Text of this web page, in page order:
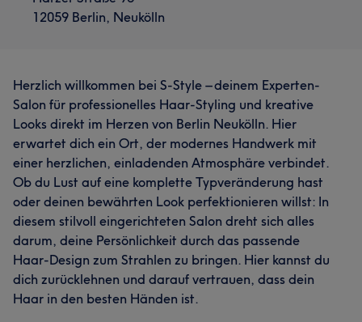
12059 Berlin, Neukölln
Herzlich willkommen bei S-Style – deinem Experten-
Salon für professionelles Haar-Styling und kreative
Looks direkt im Herzen von Berlin Neukölln. Hier
erwartet dich ein Ort, der modernes Handwerk mit
einer herzlichen, einladenden Atmosphäre verbindet.
Ob du Lust auf eine komplette Typveränderung hast
oder deinen bewährten Look perfektionieren willst: In
diesem stilvoll eingerichteten Salon dreht sich alles
darum, deine Persönlichkeit durch das passende
Haar-Design zum Strahlen zu bringen. Hier kannst du
dich zurücklehnen und darauf vertrauen, dass dein
Haar in den besten Händen ist.